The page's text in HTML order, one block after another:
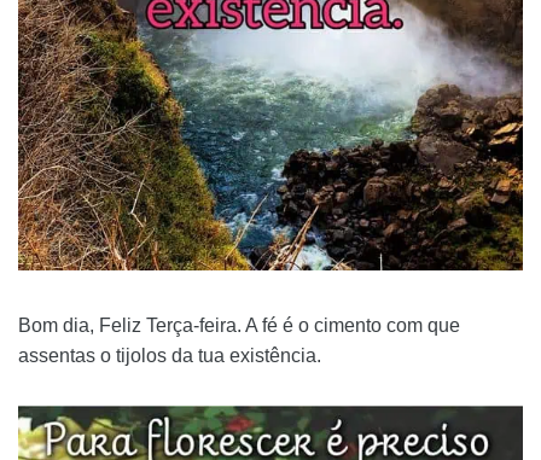
Bom dia, Feliz Terça-feira. A fé é o cimento com que
assentas o tijolos da tua existência.